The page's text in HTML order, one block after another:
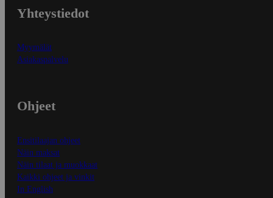
Yhteystiedot
Myymälät
Asiakaspalvelu
Ohjeet
Ensitilaajan ohjeet
Näin maksat
Näin tilaat ja muokkaat
Kaikki ohjeet ja vinkit
In English